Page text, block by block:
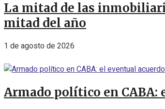
La mitad de las
mitad del año
1 de agosto de 2026
Armado político en CABA: